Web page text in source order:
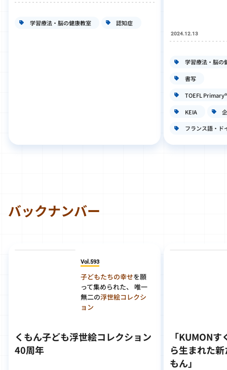
学習療法・脳の健康教室 認知症
2024.12.13
学習療法・脳の
書写
TOEFL
KEIA
フランス語・ド
バックナンバー
Vol.593
子どもたちの幸せを願
って集められた、 唯一
無二の浮世絵コレクシ
ョン
くもん子ども浮世絵コレクション
40周年
「KUMON
ら生まれた
もん」